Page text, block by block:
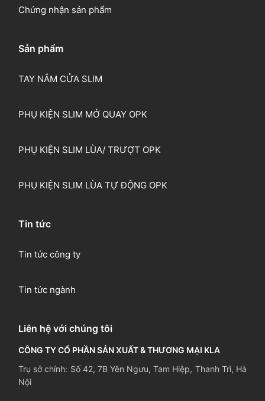
Chứng nhận sản phẩm
Sản phẩm
TAY NẮM CỬA SLIM
PHỤ KIỆN SLIM MỞ QUAY OPK
PHỤ KIỆN SLIM LÙA/ TRƯỢT OPK
PHỤ KIỆN SLIM LÙA TỰ ĐỘNG OPK
Tin tức
Tin tức công ty
Tin tức ngành
Liên hệ với chúng tôi
CÔNG TY CỔ PHẦN SẢN XUẤT & THƯƠNG MẠI KLA
Trụ sở chính: Số 42, 7B Yên Ngưu, Tam Hiệp, Thanh Trì, Hà
Nội